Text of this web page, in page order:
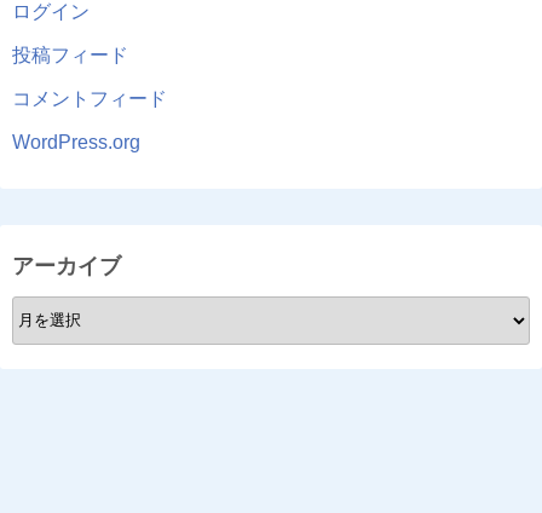
ログイン
投稿フィード
コメントフィード
WordPress.org
アーカイブ
ア
ー